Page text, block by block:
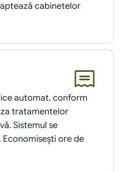
cabinetelor
automat, conform
tratamentelor
Sistemul se
ore de